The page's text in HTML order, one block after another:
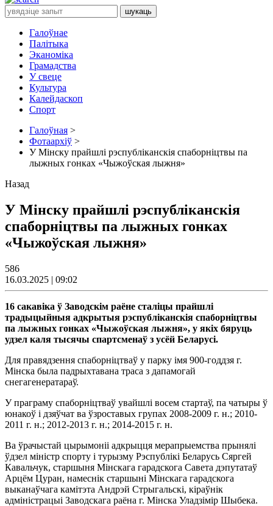
Галоўнае
Палітыка
Эканоміка
Грамадства
У свеце
Культура
Калейдаскоп
Спорт
Галоўная >
Фотаархіў >
У Мінску прайшлі рэспубліканскія спаборніцтвы па
лыжных гонках «Чыжоўская лыжня»
Назад
У Мінску прайшлі рэспубліканскія
спаборніцтвы па лыжных гонках
«Чыжоўская лыжня»
586
16.03.2025 | 09:02
16 сакавіка ў Заводскім раёне сталіцы прайшлі
традыцыйныя адкрытыя рэспубліканскія спаборніцтвы
па лыжных гонках «Чыжоўская лыжня», у якіх бяруць
удзел каля тысячы спартсменаў з усёй Беларусі.
Для правядзення спаборніцтваў у парку імя 900-годдзя г.
Мінска была падрыхтавана траса з дапамогай
снегагенератараў.
У праграму спаборніцтваў увайшлі восем стартаў, па чатыры ў
юнакоў і дзяўчат ва ўзроставых групах 2008-2009 г. н.; 2010-
2011 г. н.; 2012-2013 г. н.; 2014-2015 г. н.
Ва ўрачыстай цырымоніі адкрыцця мерапрыемства прынялі
ўдзел міністр спорту і турызму Рэспублікі Беларусь Сяргей
Кавальчук, старшыня Мінскага гарадскога Савета дэпутатаў
Арцём Цуран, намеснік старшыні Мінскага гарадскога
выканаўчага камітэта Андрэй Стрыгальскі, кіраўнік
адміністрацыі Заводскага раёна г. Мінска Уладзімір Шыбека.